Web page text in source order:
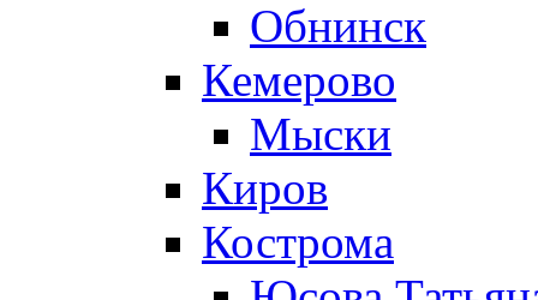
Обнинск
Кемерово
Мыски
Киров
Кострома